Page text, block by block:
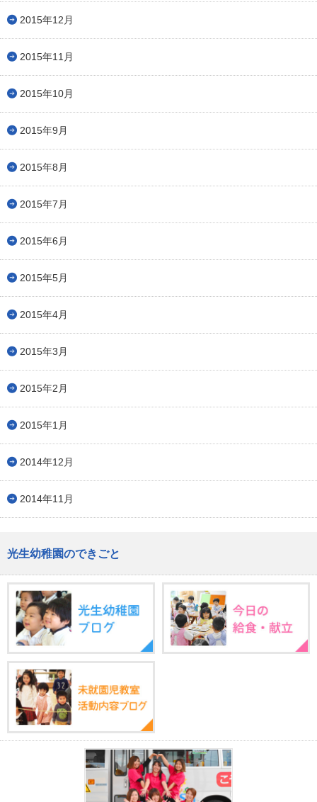
2015年12月
2015年11月
2015年10月
2015年9月
2015年8月
2015年7月
2015年6月
2015年5月
2015年4月
2015年3月
2015年2月
2015年1月
2014年12月
2014年11月
光生幼稚園のできごと